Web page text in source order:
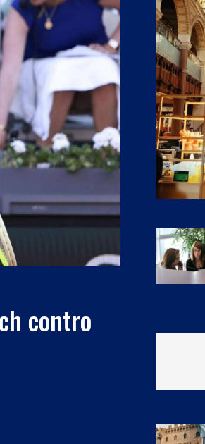
contro